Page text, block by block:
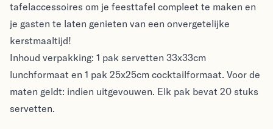
tafelaccessoires om je feesttafel compleet te maken en
je gasten te laten genieten van een onvergetelijke
kerstmaaltijd!
Inhoud verpakking: 1 pak servetten 33x33cm
lunchformaat en 1 pak 25x25cm cocktailformaat. Voor de
maten geldt: indien uitgevouwen. Elk pak bevat 20 stuks
servetten.